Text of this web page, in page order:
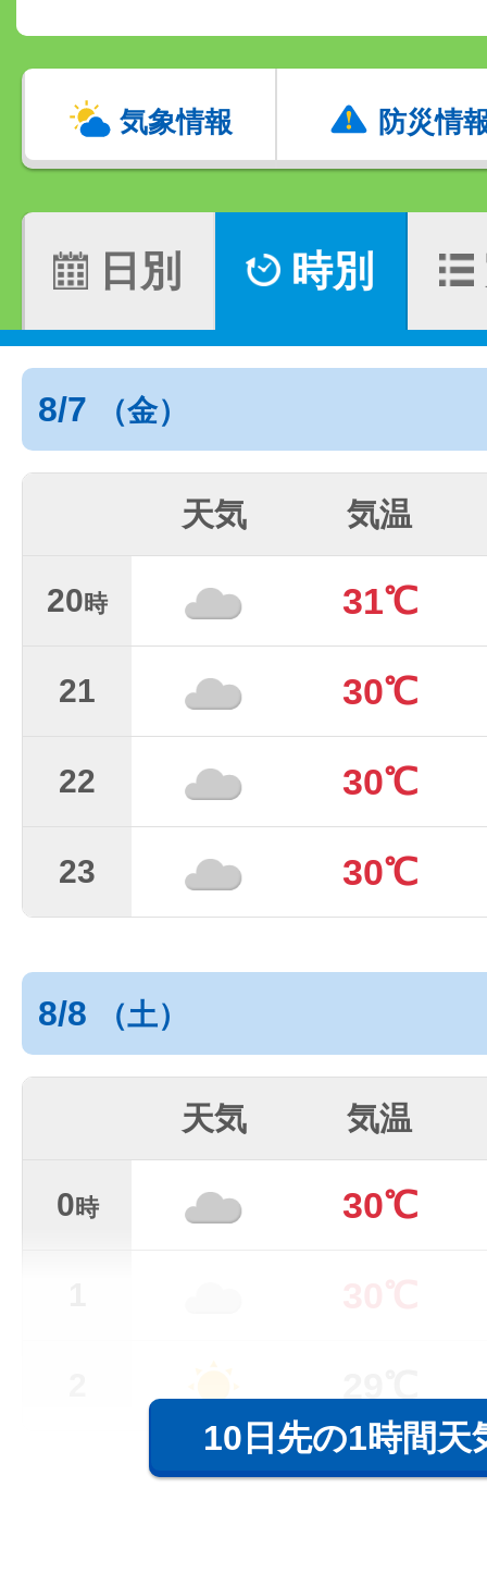
気象情報 防災情
日別 時別
8/7 （金）
天気 気温
20時 31℃
21 30℃
22 30℃
23 30℃
8/8 （土）
天気 気温
0時 30℃
10日先の1時間天